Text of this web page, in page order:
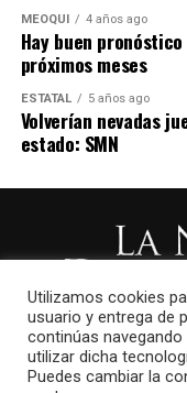
MEOQUI 4 años ago
Hay buen
próximos meses
ESTATAL 5 años ago
Volverían nevadas
estado: SMN
Utilizamos cookies
usuario y entrega de
continúas
utilizar dicha
Puedes cambiar la